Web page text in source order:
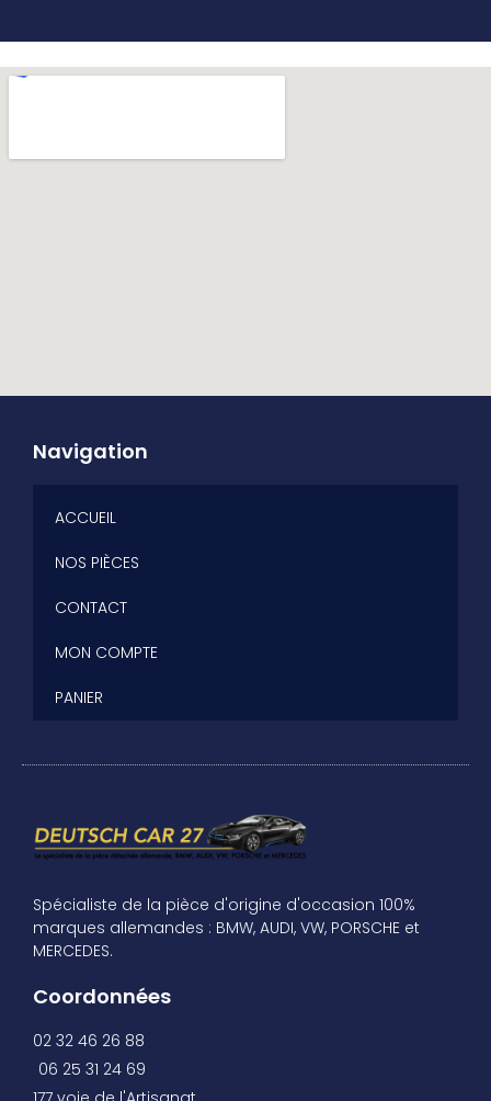
Navigation
ACCUEIL
NOS PIÈCES
CONTACT
MON COMPTE
PANIER
Spécialiste de la pièce d'origine d'occasion 100%
marques allemandes : BMW, AUDI, VW, PORSCHE et
MERCEDES.
Coordonnées
02 32 46 26 88
06 25 31 24 69